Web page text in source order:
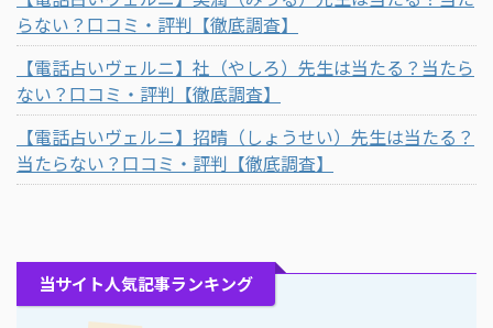
らない？口コミ・評判【徹底調査】
【電話占いヴェルニ】社（やしろ）先生は当たる？当たら
ない？口コミ・評判【徹底調査】
【電話占いヴェルニ】招晴（しょうせい）先生は当たる？
当たらない？口コミ・評判【徹底調査】
当サイト人気記事ランキング